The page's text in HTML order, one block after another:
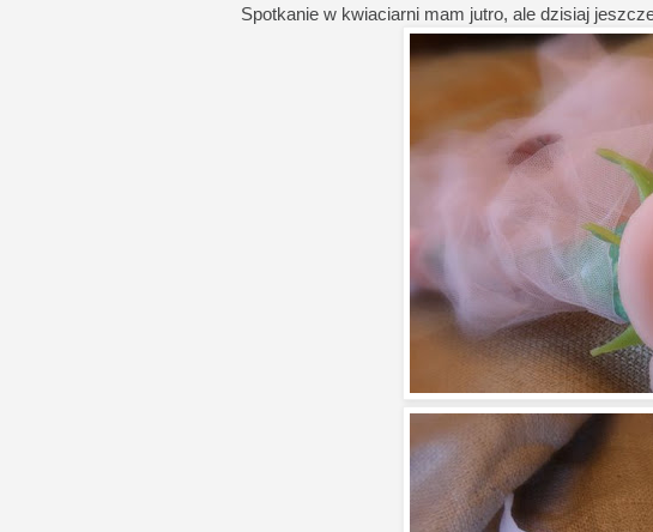
Spotkanie w kwiaciarni mam jutro, ale dzisiaj